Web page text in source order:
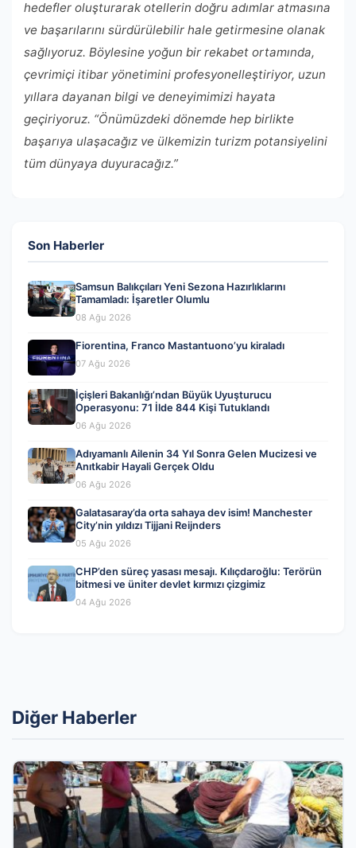
hedefler oluşturarak otellerin doğru adımlar atmasına
ve başarılarını sürdürülebilir hale getirmesine olanak
sağlıyoruz. Böylesine yoğun bir rekabet ortamında,
çevrimiçi itibar yönetimini profesyonelleştiriyor, uzun
yıllara dayanan bilgi ve deneyimimizi hayata
geçiriyoruz. “Önümüzdeki dönemde hep birlikte
başarıya ulaşacağız ve ülkemizin turizm potansiyelini
tüm dünyaya duyuracağız.”
Son Haberler
Samsun Balıkçıları Yeni Sezona Hazırlıklarını
Tamamladı: İşaretler Olumlu
08 Ağu 2026
Fiorentina, Franco Mastantuono’yu kiraladı
07 Ağu 2026
İçişleri Bakanlığı’ndan Büyük Uyuşturucu
Operasyonu: 71 İlde 844 Kişi Tutuklandı
06 Ağu 2026
Adıyamanlı Ailenin 34 Yıl Sonra Gelen Mucizesi ve
Anıtkabir Hayali Gerçek Oldu
06 Ağu 2026
Galatasaray’da orta sahaya dev isim! Manchester
City’nin yıldızı Tijjani Reijnders
05 Ağu 2026
CHP’den süreç yasası mesajı. Kılıçdaroğlu: Terörün
bitmesi ve üniter devlet kırmızı çizgimiz
04 Ağu 2026
Diğer Haberler